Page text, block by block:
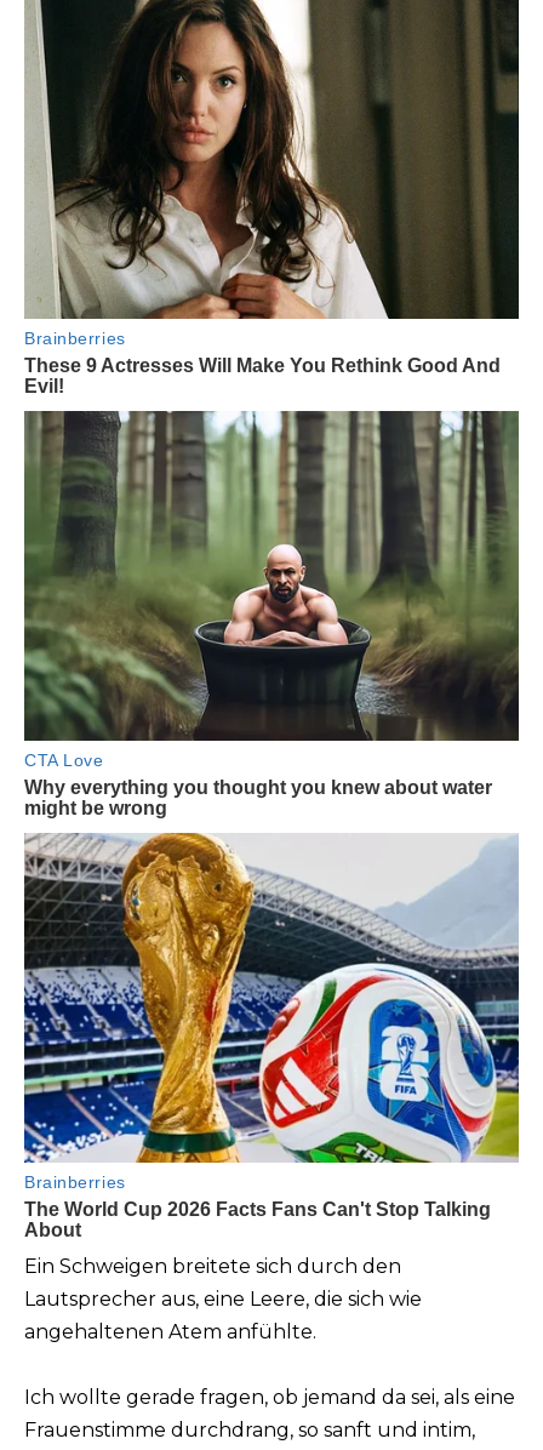
Ein Schweigen breitete sich durch den
Lautsprecher aus, eine Leere, die sich wie
angehaltenen Atem anfühlte.
Ich wollte gerade fragen, ob jemand da sei, als eine
Frauenstimme durchdrang, so sanft und intim,